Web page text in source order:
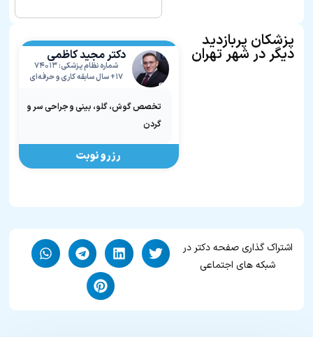
پزشکان پربازدید
دیگر در شهر تهران دکتر مجید کاظمی
شماره نظام پزشکی: ۷۴۰۱۳
۱۷+ سال سابقه کاری و حرفه‌ای
تخصص گوش، گلو، بینی و جراحی سر و
گردن
رزرو نوبت
اشتراک گذاری صفحه دکتر در
شبکه های اجتماعی